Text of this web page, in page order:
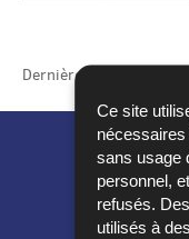
Ce site
sans usage
personnel,
refusés.
utilisés à
Dernière mise à jour